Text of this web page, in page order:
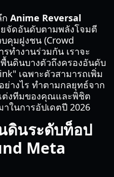
Anime Reversal
จัดอันดับตามพลังโจมตี
คุมฝูงชน (Crowd
ทำงานร่วมกัน เราจะ
นดินบางตัวถึงครองอันดับ
เฉพาะตัวสามารถเพิ่ม
างไร ทำตามกลยุทธ์จาก
ต่งทีมของคุณและพิชิต
ในการอัปเดตปี 2026
ดินระดับท็อป
Meta